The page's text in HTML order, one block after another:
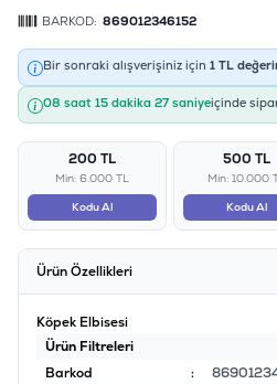
BARKOD: 869012346152
Bir sonraki alışverişiniz için 1 TL
08 saat 15 dakika 27 saniyeiçinde
200 TL
Min: 6.000 TL
Kodu Al
500 TL
Min: 10.000
Kodu Al
Ürün Özellikleri
Köpek Elbisesi
Ürün Filtreleri
Barkod
: